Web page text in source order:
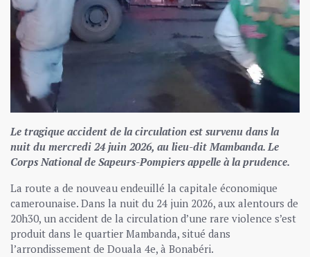
Le tragique accident de la circulation est survenu dans la
nuit du mercredi 24 juin 2026, au lieu-dit Mambanda. Le
Corps National de Sapeurs-Pompiers appelle à la prudence.
La route a de nouveau endeuillé la capitale économique
camerounaise. Dans la nuit du 24 juin 2026, aux alentours de
20h30, un accident de la circulation d’une rare violence s’est
produit dans le quartier Mambanda, situé dans
l’arrondissement de Douala 4e, à Bonabéri.